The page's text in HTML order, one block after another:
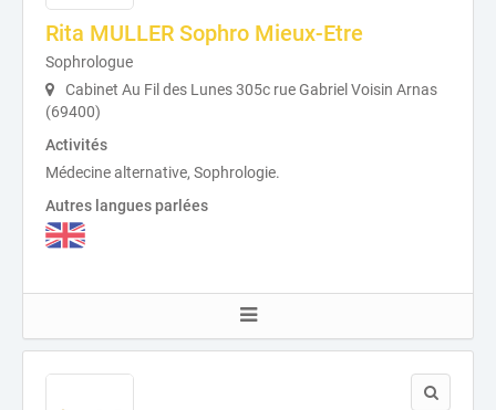
Rita MULLER Sophro Mieux-Etre
Sophrologue
Cabinet Au Fil des Lunes 305c rue Gabriel Voisin Arnas
(69400)
Activités
Médecine alternative, Sophrologie.
Autres langues parlées